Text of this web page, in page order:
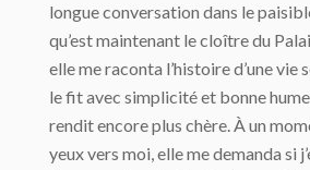
longue conversation dans le
qu’est maintenant le cloître du
elle me raconta l’histoire d’une vie
le fit avec simplicité et bonne
rendit encore plus chère. À un
yeux vers moi, elle me demanda si